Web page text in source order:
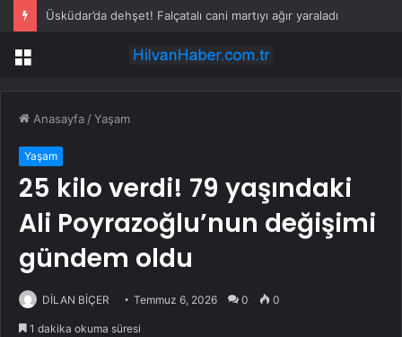
Üsküdar’da dehşet! Falçatalı cani martıyı ağır yaraladı
Menü
Anasayfa /Yaşam
Yaşam
25 kilo verdi! 79 yaşındaki
Ali Poyrazoğlu’nun değişimi
gündem oldu
DİLAN BİÇER Temmuz 6, 2026 0 0
1 dakika okuma süresi